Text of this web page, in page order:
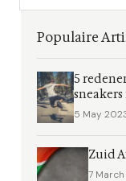
Populaire
5
5 May
Zuid
7